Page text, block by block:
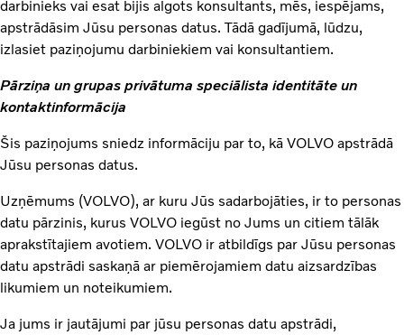
darbinieks vai esat bijis algots konsultants, mēs, iespējams,
apstrādāsim Jūsu personas datus. Tādā gadījumā, lūdzu,
izlasiet paziņojumu darbiniekiem vai konsultantiem.
Pārziņa un grupas privātuma speciālista identitāte un
kontaktinformācija
Šis paziņojums sniedz informāciju par to, kā VOLVO apstrādā
Jūsu personas datus.
Uzņēmums (VOLVO), ar kuru Jūs sadarbojāties, ir to personas
datu pārzinis, kurus VOLVO iegūst no Jums un citiem tālāk
aprakstītajiem avotiem. VOLVO ir atbildīgs par Jūsu personas
datu apstrādi saskaņā ar piemērojamiem datu aizsardzības
likumiem un noteikumiem.
Ja jums ir jautājumi par jūsu personas datu apstrādi,